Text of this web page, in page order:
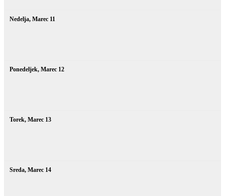
Nedelja, Marec 11
Ponedeljek, Marec 12
Torek, Marec 13
Sreda, Marec 14